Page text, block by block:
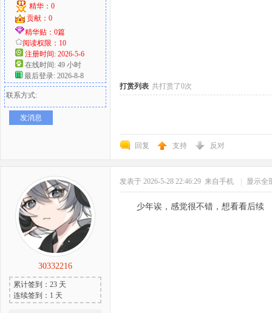
爱
精华：0
贡献：0
精华贴：0篇
阅读权限：10
注册时间: 2026-5-6
在线时间: 49 小时
最后登录: 2026-8-8
联系方式:
发消息
打赏列表 共打赏了0次
回复 支持 反对
30332216
累计签到：23 天
连续签到：1 天
发表于 2026-5-28 22:46:29 来自手机 显示全
少年诶，感觉很不错，想看看后续